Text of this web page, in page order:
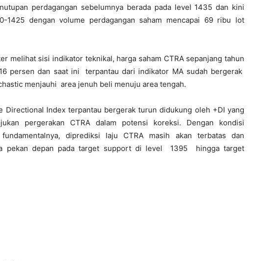
perdagangan sebelumnya berada pada level 1435 dan kini
1425 dengan volume perdagangan saham mencapai 69 ribu lot
melihat sisi indikator teknikal, harga saham CTRA sepanjang tahun
persen dan saat ini terpantau dari indikator MA sudah bergerak
menjauhi area jenuh beli menuju area tengah.
Directional Index terpantau bergerak turun didukung oleh +DI yang
pergerakan CTRA dalam potensi koreksi. Dengan kondisi
diprediksi laju CTRA masih akan terbatas dan
pekan depan pada target support di level 1395 hingga target